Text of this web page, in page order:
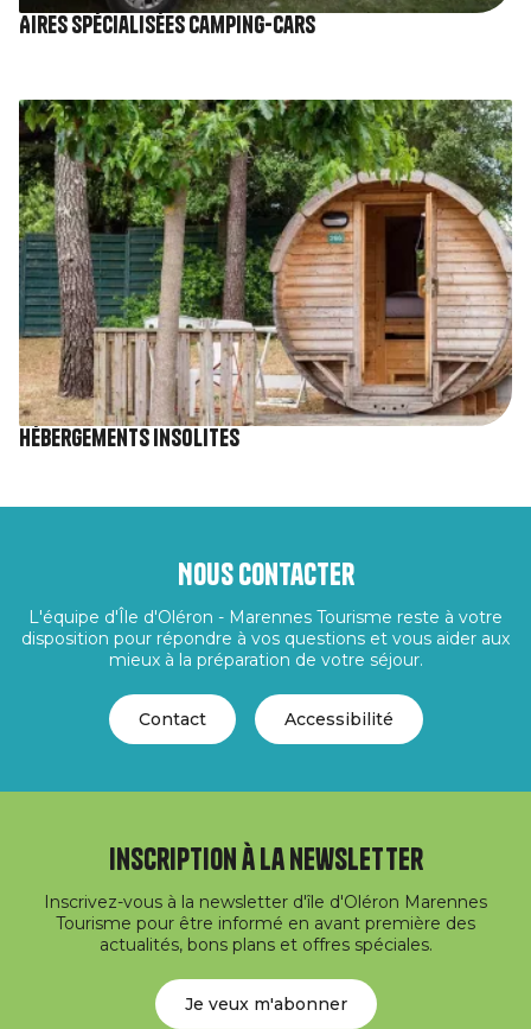
Aires spécialisées camping-cars
Image
Hébergements insolites
Nous contacter
L'équipe d'Île d'Oléron - Marennes Tourisme reste à votre
disposition pour répondre à vos questions et vous aider aux
mieux à la préparation de votre séjour.
Contact Accessibilité
Inscription à la newsletter
Inscrivez-vous à la newsletter d'île d'Oléron Marennes
Tourisme pour être informé en avant première des
actualités, bons plans et offres spéciales.
Je veux m'abonner